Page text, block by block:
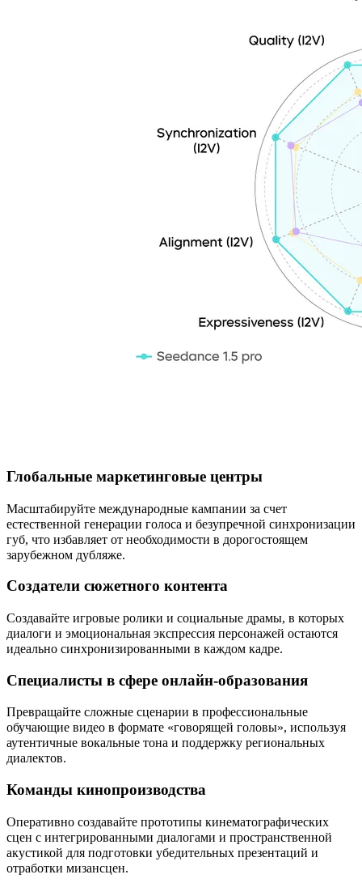
Глобальные маркетинговые центры
Масштабируйте международные кампании за счет
естественной генерации голоса и безупречной синхронизации
губ, что избавляет от необходимости в дорогостоящем
зарубежном дубляже.
Создатели сюжетного контента
Создавайте игровые ролики и социальные драмы, в которых
диалоги и эмоциональная экспрессия персонажей остаются
идеально синхронизированными в каждом кадре.
Специалисты в сфере онлайн-образования
Превращайте сложные сценарии в профессиональные
обучающие видео в формате «говорящей головы», используя
аутентичные вокальные тона и поддержку региональных
диалектов.
Команды кинопроизводства
Оперативно создавайте прототипы кинематографических
сцен с интегрированными диалогами и пространственной
акустикой для подготовки убедительных презентаций и
отработки мизансцен.